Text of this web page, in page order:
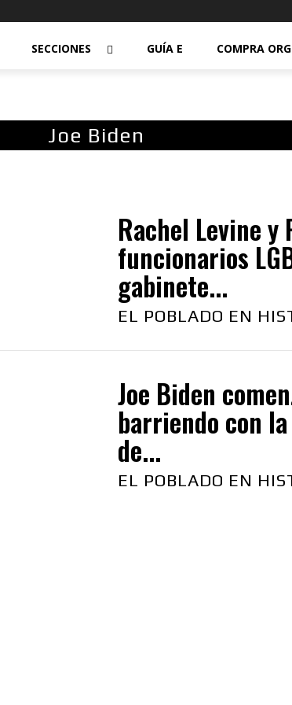
SECCIONES GUÍA E COMPRA
Joe Biden
Rachel Levine
funcionarios
gabinete...
EL POBLADO EN
Joe Biden
barriendo con
de...
EL POBLADO EN